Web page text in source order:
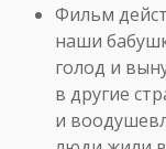
Фильм
наши
голод и
в другие
и